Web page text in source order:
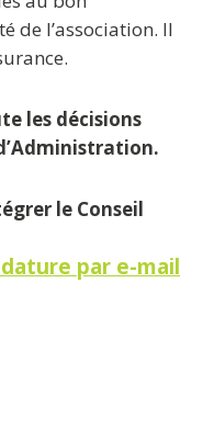
de l’association. Il
les décisions
le Conseil
par e-mail